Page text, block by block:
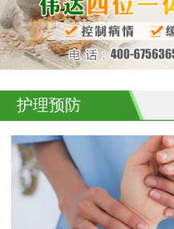
护理预防